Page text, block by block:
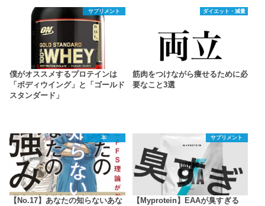
サプリメント
僕がオススメするプロテインは
「ボディウイング」と「ゴールド
スタンダード」
ダイエット・減量
筋肉をつけながら痩せるために必
要なこと3選
本
【No.17】あなたの知らないあな
サプリメント
【Myprotein】EAAが臭すぎる